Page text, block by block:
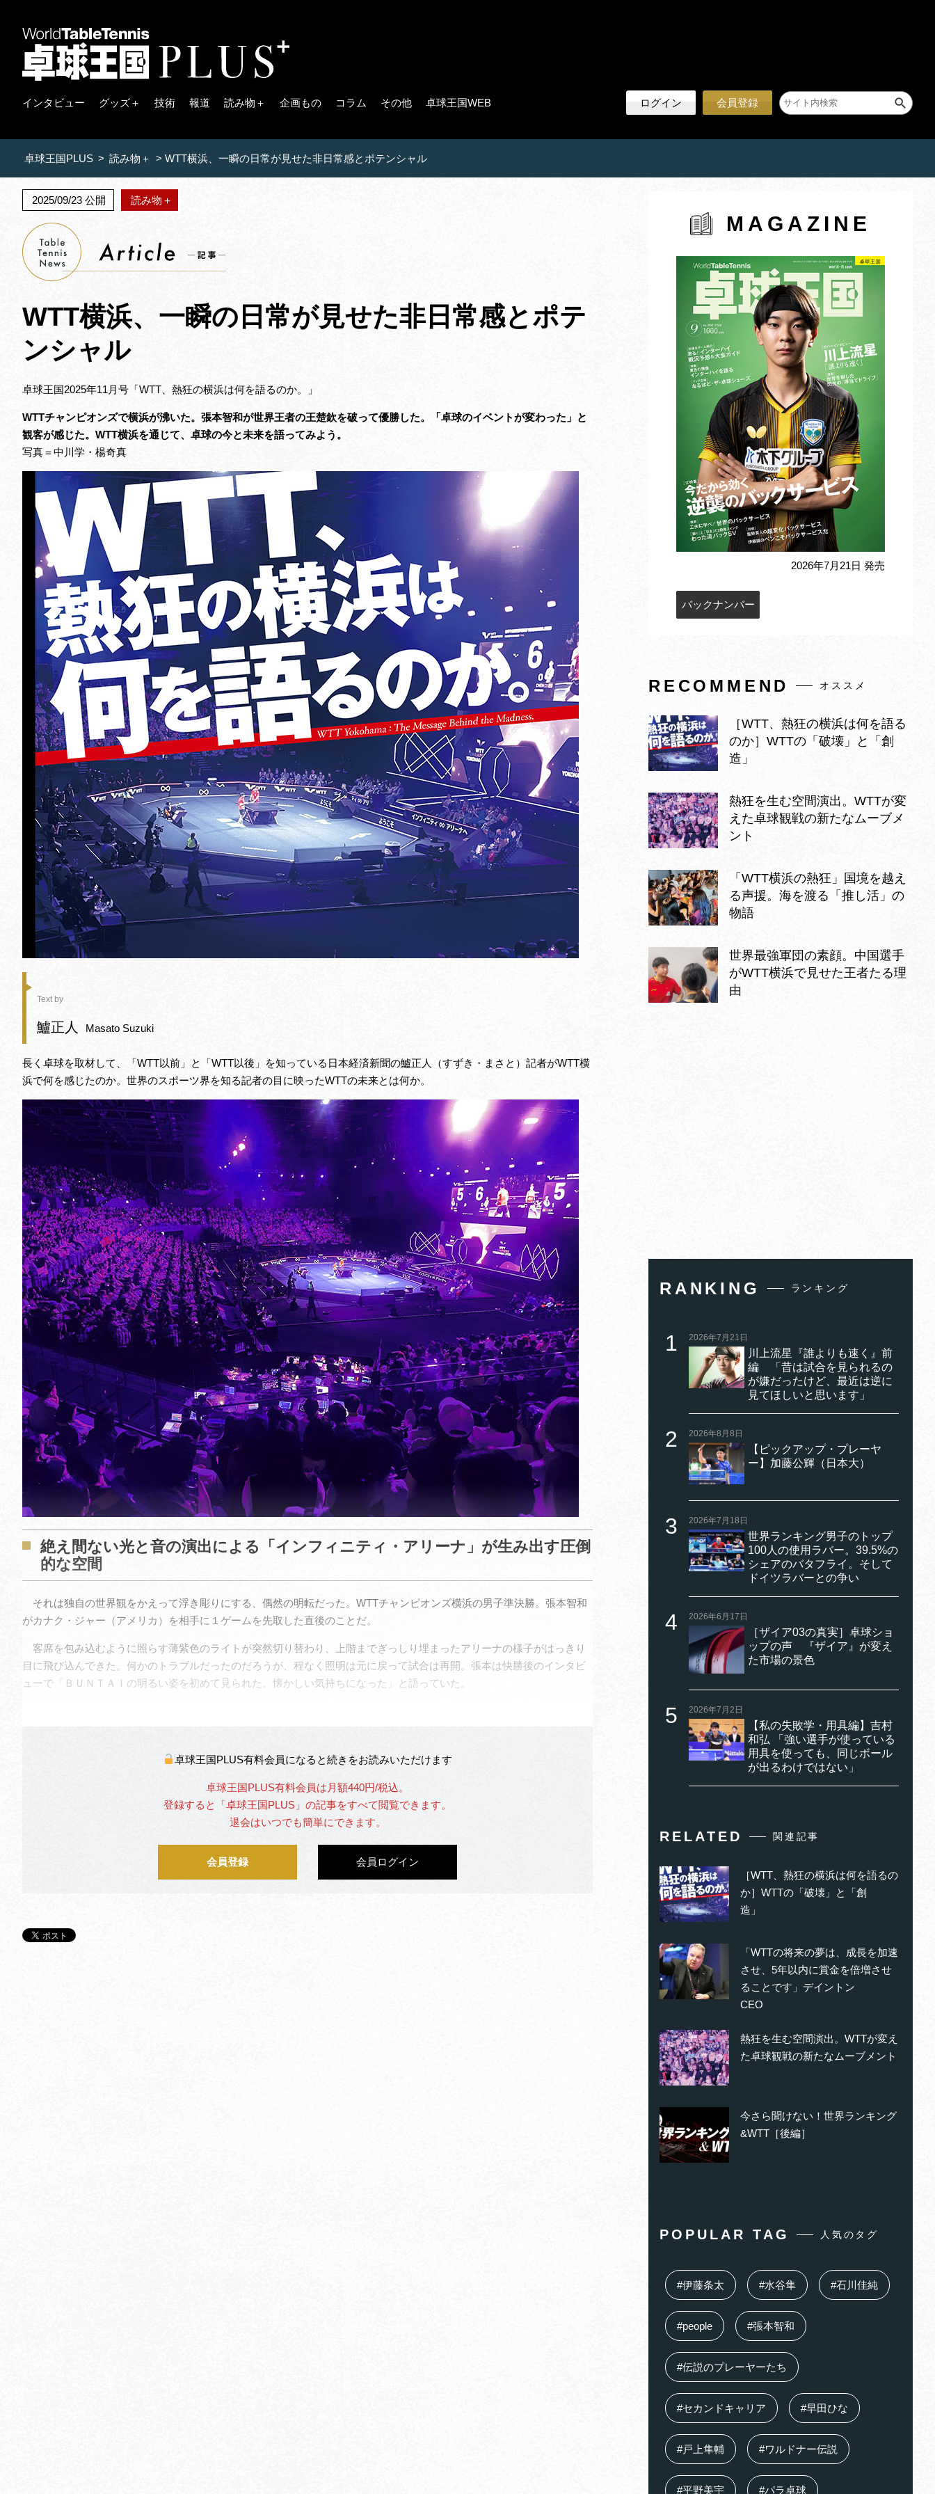
インタビュー グッズ＋ 技術 報道 読み物＋ 企画もの コラム その他 卓球王国WEB ログイン 会員登録
卓球王国PLUS > 読み物＋ > WTT横浜、一瞬の日常が見せた非日常感とポテンシャル
2025/09/23 公開 読み物＋
WTT横浜、一瞬の日常が見せた非日常感とポテ
ンシャル
卓球王国2025年11月号「WTT、熱狂の横浜は何を語るのか。」
WTTチャンピオンズで横浜が沸いた。張本智和が世界王者の王楚欽を破って優勝した。「卓球のイベントが変わった」と
観客が感じた。WTT横浜を通じて、卓球の今と未来を語ってみよう。
写真＝中川学・楊奇真
Text by
鱸正人 Masato Suzuki
長く卓球を取材して、「WTT以前」と「WTT以後」を知っている日本経済新聞の鱸正人（すずき・まさと）記者がWTT横
浜で何を感じたのか。世界のスポーツ界を知る記者の目に映ったWTTの未来とは何か。
絶え間ない光と音の演出による「インフィニティ・アリーナ」が生み出す圧倒
的な空間
それは独自の世界観をかえって浮き彫りにする、偶然の明転だった。WTTチャンピオンズ横浜の男子準決勝。張本智和
がカナク・ジャー（アメリカ）を相手に１ゲームを先取した直後のことだ。
客席を包み込むように照らす薄紫色のライトが突然切り替わり、上階までぎっしり埋まったアリーナの様子がはっきり
目に飛び込んできた。何かのトラブルだったのだろうが、程なく照明は元に戻って試合は再開。張本は快勝後のインタビ
ューで「ＢＵＮＴＡＩの明るい姿を初めて見られた。懐かしい気持ちになった」と語っていた。
卓球王国PLUS有料会員になると続きをお読みいただけます
卓球王国PLUS有料会員は月額440円/税込。
登録すると「卓球王国PLUS」の記事をすべて閲覧できます。
退会はいつでも簡単にできます。
会員登録 会員ログイン
MAGAZINE
2026年7月21日 発売
バックナンバー
RECOMMEND オススメ
［WTT、熱狂の横浜は何を語る
のか］WTTの「破壊」と「創
造」
熱狂を生む空間演出。WTTが変
えた卓球観戦の新たなムーブメ
ント
「WTT横浜の熱狂」国境を越え
る声援。海を渡る「推し活」の
物語
世界最強軍団の素顔。中国選手
がWTT横浜で見せた王者たる理
由
RANKING ランキング
2026年7月21日
川上流星『誰よりも速く』前
編 「昔は試合を見られるの
が嫌だったけど、最近は逆に
見てほしいと思います」
2026年8月8日
【ピックアップ・プレーヤ
ー】加藤公輝（日本大）
2026年7月18日
世界ランキング男子のトップ
100人の使用ラバー。39.5%の
シェアのバタフライ。そして
ドイツラバーとの争い
2026年6月17日
［ザイア03の真実］卓球ショ
ップの声 『ザイア』が変え
た市場の景色
2026年7月2日
【私の失敗学・用具編】吉村
和弘 「強い選手が使っている
用具を使っても、同じボール
が出るわけではない」
RELATED 関連記事
［WTT、熱狂の横浜は何を語るの
か］WTTの「破壊」と「創
造」
「WTTの将来の夢は、成長を加速
させ、5年以内に賞金を倍増させ
ることです」デイントン
CEO
熱狂を生む空間演出。WTTが変え
た卓球観戦の新たなムーブメント
今さら聞けない！世界ランキング
&WTT［後編］
POPULAR TAG 人気のタグ
#伊藤条太 #水谷隼 #石川佳純
#people #張本智和
#伝説のプレーヤーたち
#セカンドキャリア #早田ひな
#戸上隼輔 #ワルドナー伝説
#平野美宇 #パラ卓球